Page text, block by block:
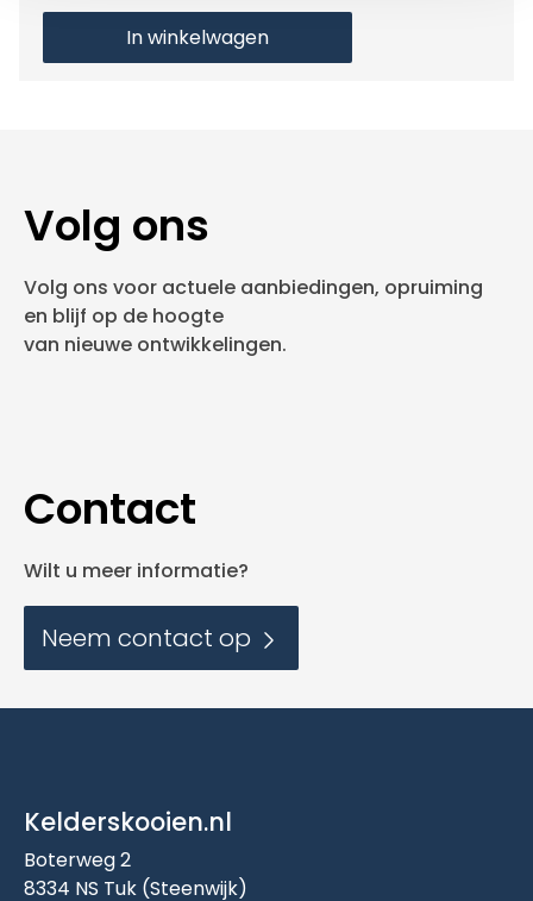
In winkelwagen
Volg ons
Volg ons voor actuele aanbiedingen, opruiming
en blijf op de hoogte
van nieuwe ontwikkelingen.
Contact
Wilt u meer informatie?
Neem contact op
Kelderskooien.nl
Boterweg 2
8334 NS Tuk (Steenwijk)